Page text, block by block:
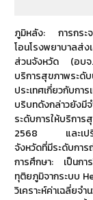
ภูมิหลัง: การกระจ
โอนโรงพยาบาล
ส่วนจังหวัด (อบจ
บริการสุขภาพระ
ประเทศเกี่ยวกับก
บริบทดังกล่าวยังมี
ระดับการให้บริกา
2568 และเปรียบ
จังหวัดที่มีระดับกา
การศึกษา: เป็นกา
ทุติยภูมิจากระบบ
วิเคราะห์ค่าเฉลี่ย